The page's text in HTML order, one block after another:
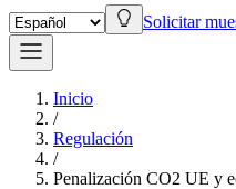
Solicitar
Inicio
/
Regulación
/
Penalización CO2 UE y